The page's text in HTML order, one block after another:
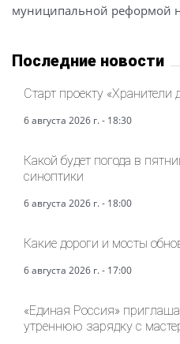
муниципальной реформой
Последние новости
Старт проекту «Хранители
6 августа 2026 г. - 18:30
Какой будет погода в
синоптики
6 августа 2026 г. - 18:00
Какие дороги и мосты
6 августа 2026 г. - 17:00
«Единая Россия»
утреннюю зарядку с